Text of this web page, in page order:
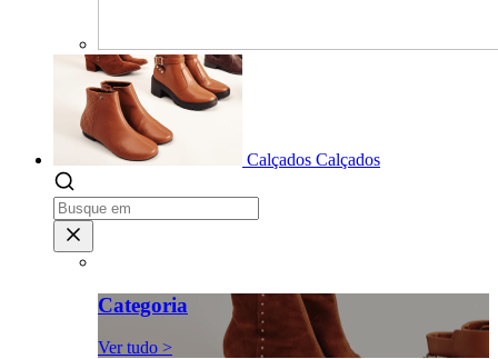
Calçados Calçados
Categoria
Ver tudo >